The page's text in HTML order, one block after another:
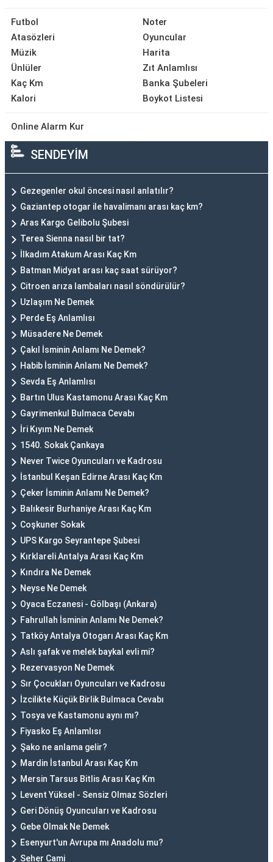
Futbol
Atasözleri
Müzik
Ünlüler
Kaç Km
Kalori
Noter
Oyuncular
Harita
Zıt Anlamlısı
Banka Şubeleri
Boykot Listesi
Online Alarm Kur
SENDEYİM
Gezegenler okul öncesi nasıl anlatılır?
Gaziantep otogar ile havalimanı arası kaç km?
Aras Kargo Gelibolu Şubesi
Terea Sienna nasıl bir tat?
İlkadım Atakum Arası Kaç Km
Batman Midyat arası kaç saat sürüyor?
Citroen arıza lambaları nasıl söndürülür?
Uzlaşım Ne Demek
Perde Eş Anlamlısı
Müsadere Ne Demek
Çakıl İsminin Anlamı Ne Demek?
Habib İsminin Anlamı Ne Demek?
Sevda Eş Anlamlısı
Bartın Ulus Kastamonu Arası Kaç Km
Gayrimenkul Bulmaca Cevabı
İri Kıyım Ne Demek
1540. Sokak Çankaya
Never Twice Oyuncuları ve Kadrosu
İstanbul Keşan Edirne Arası Kaç Km
Çeker İsminin Anlamı Ne Demek?
Balıkesir Burhaniye Arası Kaç Km
Coşkuner Sokak
UPS Kargo Seyrantepe Şubesi
Kırklareli Antalya Arası Kaç Km
Kındıra Ne Demek
Neyse Ne Demek
Oyaca Eczanesi - Gölbaşı (Ankara)
Fahrullah İsminin Anlamı Ne Demek?
Tatköy Antalya Otogarı Arası Kaç Km
Aslı şafak ve melek baykal evli mi?
Rezervasyon Ne Demek
Sır Çocukları Oyuncuları ve Kadrosu
İzcilikte Küçük Birlik Bulmaca Cevabı
Tosya ve Kastamonu aynı mı?
Fiyasko Eş Anlamlısı
Şako ne anlama gelir?
Mardin İstanbul Arası Kaç Km
Mersin Tarsus Bitlis Arası Kaç Km
Levent Yüksel - Sensiz Olmaz Sözleri
Geri Dönüş Oyuncuları ve Kadrosu
Gebe Olmak Ne Demek
Esenyurt'un Avrupa mı Anadolu mu?
Seher Cami